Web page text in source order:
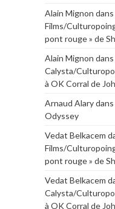
Alain Mignon dans
Films/
pont rouge » de
Alain Mignon dans
Calysta/
à OK Corral de
Arnaud Alarydans
Odyssey
Vedat Belkacem
Films/
pont rouge » de
Vedat Belkacem
Calysta/
à OK Corral de